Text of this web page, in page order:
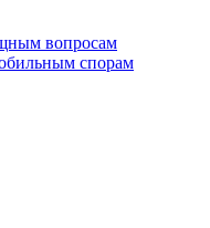
вопросам
спорам